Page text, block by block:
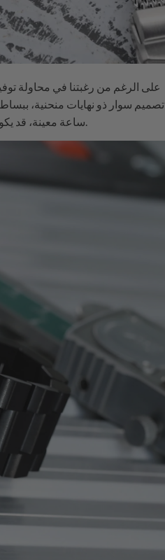
على الرغم من رغبتنا في محاولة
تصميم سوار ذو نهايات منحنية،